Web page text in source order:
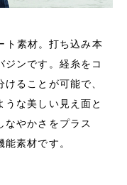
ト素材。打ち込み本
ジンです。経糸をコ
ることが可能で、
な美しい見え面と
なやかさをプラス
素材です。